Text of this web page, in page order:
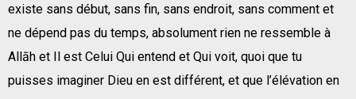
existe sans début, sans fin, sans endroit, sans comment et
ne dépend pas du temps, absolument rien ne ressemble à
Allāh et Il est Celui Qui entend et Qui voit, quoi que tu
puisses imaginer Dieu en est différent, et que l’élévation en